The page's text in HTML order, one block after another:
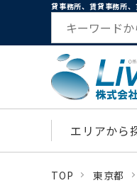
貸事務所、賃貸事務所
エリアから
TOP 東京都